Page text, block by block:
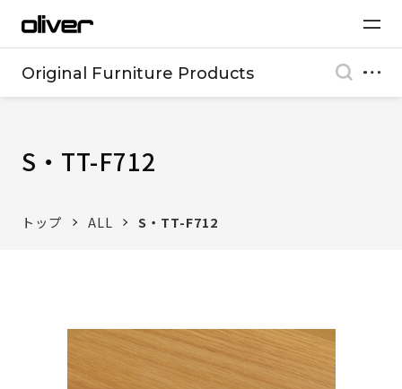
Original Furniture Products
S・TT-F712
トップ ALL S・TT-F712